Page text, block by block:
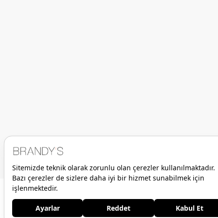
% 11.599,00 TL 9.279,20 TL